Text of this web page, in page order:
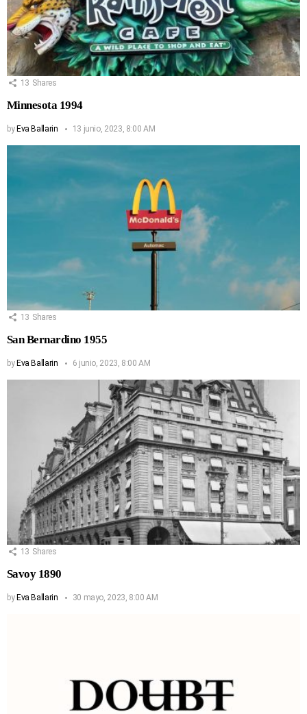
13 Shares
Minnesota 1994
by Eva Ballarin 13 junio, 2023, 8:00 AM
13 Shares
San Bernardino 1955
byEva Ballarin 6 junio, 2023, 8:00 AM
13 Shares
Savoy 1890
byEva Ballarin 30 mayo, 2023, 8:00 AM